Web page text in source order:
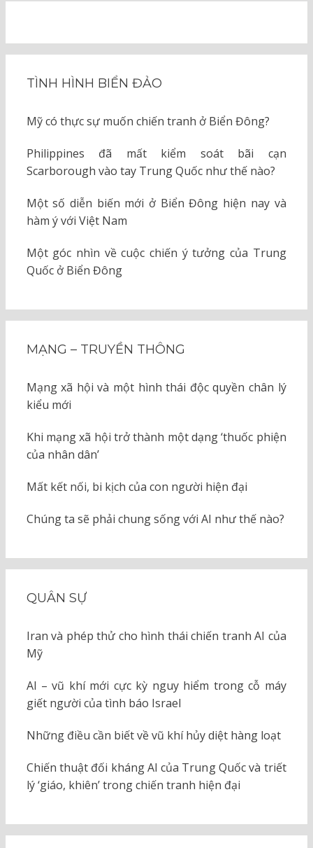
TÌNH HÌNH BIỂN ĐẢO
Mỹ có thực sự muốn chiến tranh ở Biển Đông?
Philippines đã mất kiểm soát bãi cạn
Scarborough vào tay Trung Quốc như thế nào?
Một số diễn biến mới ở Biển Đông hiện nay và
hàm ý với Việt Nam
Một góc nhìn về cuộc chiến ý tưởng của Trung
Quốc ở Biển Đông
MẠNG – TRUYỀN THÔNG
Mạng xã hội và một hình thái độc quyền chân lý
kiểu mới
Khi mạng xã hội trở thành một dạng ‘thuốc phiện
của nhân dân’
Mất kết nối, bi kịch của con người hiện đại
Chúng ta sẽ phải chung sống với AI như thế nào?
QUÂN SỰ
Iran và phép thử cho hình thái chiến tranh AI của
Mỹ
AI – vũ khí mới cực kỳ nguy hiểm trong cỗ máy
giết người của tình báo Israel
Những điều cần biết về vũ khí hủy diệt hàng loạt
Chiến thuật đối kháng AI của Trung Quốc và triết
lý ‘giáo, khiên’ trong chiến tranh hiện đại